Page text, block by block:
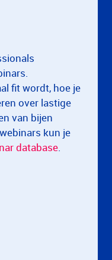
fit wordt, hoe je
over lastige
van bijen
kun je
database.